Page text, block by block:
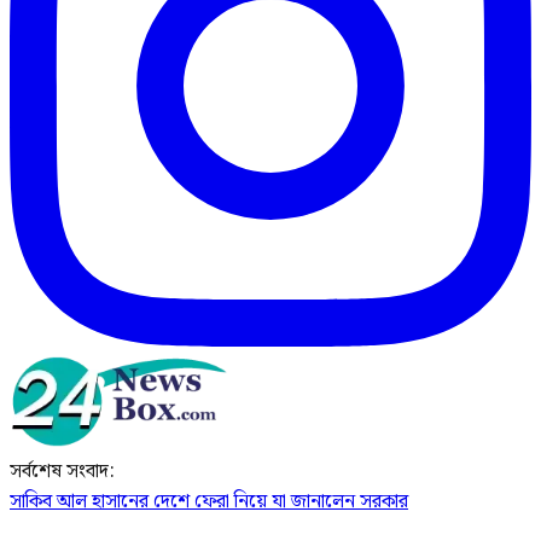
সর্বশেষ সংবাদ:
সাকিব আল হাসানের দেশে ফেরা নিয়ে যা জানালেন সরকার